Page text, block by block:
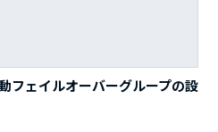
フェイルオーバーグループの設